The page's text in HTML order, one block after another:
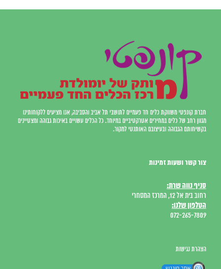
חברת קונפטי משווקת כלים חד פעמיים לתושבי תל אביב והסביבה, אנו מציעים ללקוחותינו
מגוון רחב של כלים במחירים אטרקטיביים במיוחד. כל הכלים עשויים באיכות גבוהה ומצטיינים
בקשיחותם הגבוהה ובעיצובם האותנטי למקור.
צור קשר ושעות זמינות
סניף נווה שרת:
רחוב בית אל 12, המרכז המסחרי
הטלפון שלנו:
072-265-7809
הצהרת נגישות